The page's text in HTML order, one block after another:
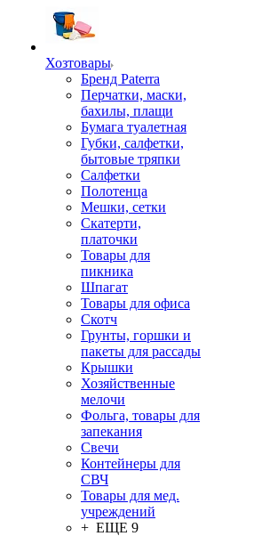
Хозтовары
Бренд Paterra
Перчатки, маски,
бахилы, плащи
Бумага туалетная
Губки, салфетки,
бытовые тряпки
Салфетки
Полотенца
Мешки, сетки
Скатерти,
платочки
Товары для
пикника
Шпагат
Товары для офиса
Скотч
Грунты, горшки и
пакеты для рассады
Крышки
Хозяйственные
мелочи
Фольга, товары для
запекания
Свечи
Контейнеры для
СВЧ
Товары для мед.
учреждений
+ ЕЩЕ 9